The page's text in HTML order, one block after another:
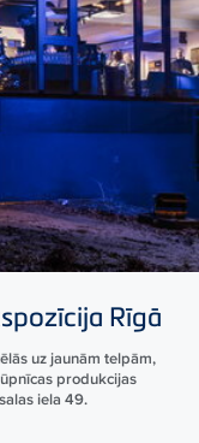
Rīgā
uz jaunām telpām,
produkcijas
iela 49.